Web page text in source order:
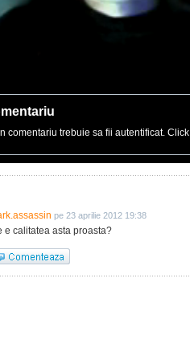
comentariu trebuie sa fii autentificat. Click
pe 23 aprilie 2012 19:38
e calitatea asta proasta?